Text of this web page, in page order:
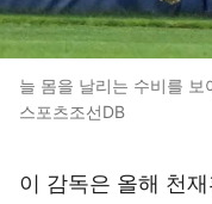
늘 몸을 날리는 수비를
스포츠조선DB
이 감독은 올해 천